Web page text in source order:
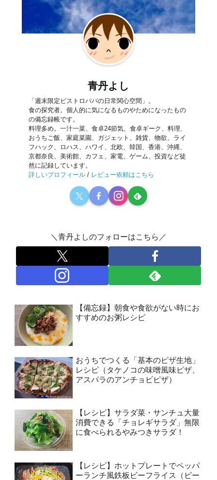
青丹よし
「週末限定ビストロパパの日常関心空間」。
食の探究者。個人的に気になるものやためになったもの
の備忘録帳です。
料理多め。一汁一菜、食卓24節気、食卓ギーク、料理、
おうちご飯、家庭菜園、ガジェット、雑貨、物欲、ライ
フハック、ロハス、ハワイ、北欧、韓国、香港、沖縄、
京都奈良、美術館、カフェ、家電、ゲーム、投資など徒
然に記録しています。
詳しいプロフィール / レビュー依頼はこちら
＼青丹よしのフォローはこちら／
【備忘録】朝食や食欲がない時にお
すすめのお粥レシピ
おうちでつくる「基本のピザ生地」
レシピ（タケノコの味噌風味ピザ、
アスパラのアンチョビピザ）
【レシピ】サラダ菜・サンチュ大量
消費できる「チョレギサラダ」無限
に食べられるやみつきサラダ！
【レシピ】ホットプレートでペッパ
ーランチ風鉄板ビーフライス（ビー